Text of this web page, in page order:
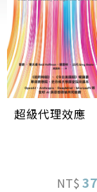
超級代理效應
NT$